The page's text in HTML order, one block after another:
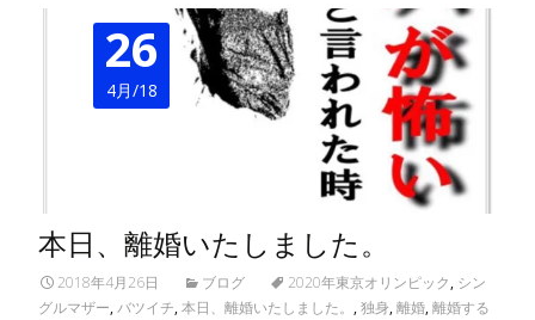
26
4月/18
本日、離婚いたしました。
2018年4月26日 ブログ 2020年東京オリンピック, シン
グルマザー,バツイチ,本日、離婚いたしました。 ,独身,離婚,離婚する